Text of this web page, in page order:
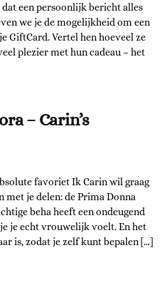
een persoonlijk bericht alles
we je de mogelijkheid om een
GiftCard. Vertel hen hoeveel ze
plezier met hun cadeau – het
– Carin’s
favoriet Ik Carin wil graag
je delen: de Prima Donna
beha heeft een ondeugend
je echt vrouwelijk voelt. En het
is, zodat je zelf kunt bepalen […]